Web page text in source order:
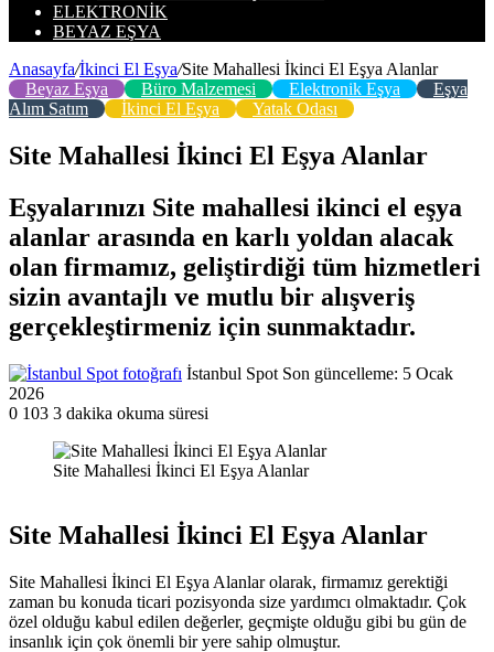
ELEKTRONIK
BEYAZ EŞYA
Anasayfa/İkinci El Eşya/Site Mahallesi İkinci El Eşya Alanlar
Beyaz Eşya
Büro Malzemesi Elektronik Eşya
Eşya
Alım Satım
İkinci El Eşya Yatak Odası
Site Mahallesi İkinci El Eşya Alanlar
Eşyalarınızı Site mahallesi ikinci el eşya
alanlar arasında en karlı yoldan alacak
olan firmamız, geliştirdiği tüm hizmetleri
sizin avantajlı ve mutlu bir alışveriş
gerçekleştirmeniz için sunmaktadır.
İstanbul Spot Bir
Son güncelleme: 5 Ocak
2026
0 103 3 dakika okuma süresi
Site Mahallesi İkinci El Eşya Alanlar
Site Mahallesi İkinci El Eşya Alanlar
Site Mahallesi İkinci El Eşya Alanlar olarak, firmamız gerektiği
zaman bu konuda ticari pozisyonda size yardımcı olmaktadır. Çok
özel olduğu kabul edilen değerler, geçmişte olduğu gibi bu gün de
insanlık için çok önemli bir yere sahip olmuştur.